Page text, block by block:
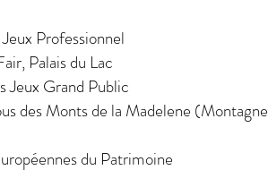
Professionnel
Palais du Lac
Jeux Grand Public
des Monts de la Madelene (Montagne
du Patrimoine